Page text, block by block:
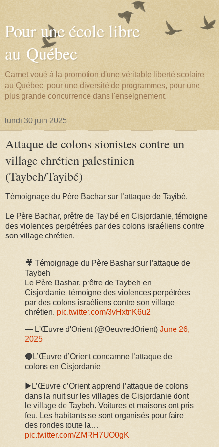
Pour une école libre
au Québec
Carnet voué à la promotion d'une véritable liberté scolaire
au Québec, pour une diversité de programmes, pour une
plus grande concurrence dans l'enseignement.
lundi 30 juin 2025
Attaque de colons sionistes contre un
village chrétien palestinien
(Taybeh/Tayibé)
Témoignage du Père Bachar sur l’attaque de Tayibé.
Le Père Bachar, prêtre de Tayibé en Cisjordanie, témoigne
des violences perpétrées par des colons israéliens contre
son village chrétien.
🎥 Témoignage du Père Bashar sur l’attaque de
Taybeh
Le Père Bashar, prêtre de Taybeh en
Cisjordanie, témoigne des violences perpétrées
par des colons israéliens contre son village
chrétien. pic.twitter.com/3vHxtnK6u2
— L'Œuvre d'Orient (@OeuvredOrient) June 26,
2025
🔴L’Œuvre d’Orient condamne l’attaque de
colons en Cisjordanie
▶️L’Œuvre d’Orient apprend l’attaque de colons
dans la nuit sur les villages de Cisjordanie dont
le village de Taybeh. Voitures et maisons ont pris
feu. Les habitants se sont organisés pour faire
des rondes toute la…
pic.twitter.com/ZMRH7UO0gK